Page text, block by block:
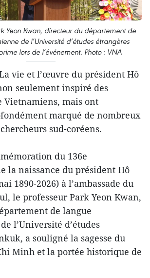
Yeon Kwan, directeur du département de
de l’Université d’études étrangères
lors de l’événement. Photo : VNA
vie et l’œuvre du président Hô
seulement inspiré des
Vietnamiens, mais ont
marqué de nombreux
sud-coréens.
du 136e
la naissance du président Hô
1890-2026) à l’ambassade du
le professeur Park Yeon Kwan,
de langue
l’Université d’études
a souligné la sagesse du
Minh et la portée historique de